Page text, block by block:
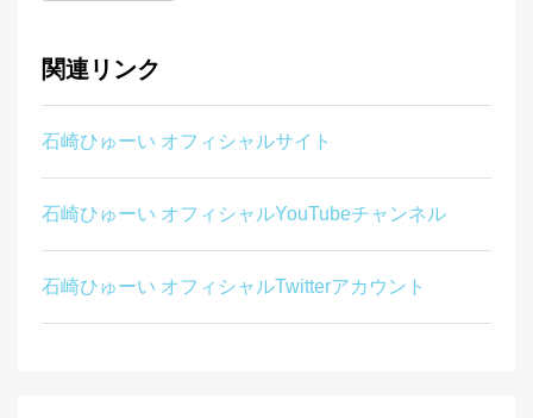
関連リンク
石崎ひゅーい オフィシャルサイト
石崎ひゅーい オフィシャルYouTubeチャンネル
石崎ひゅーい オフィシャルTwitterアカウント